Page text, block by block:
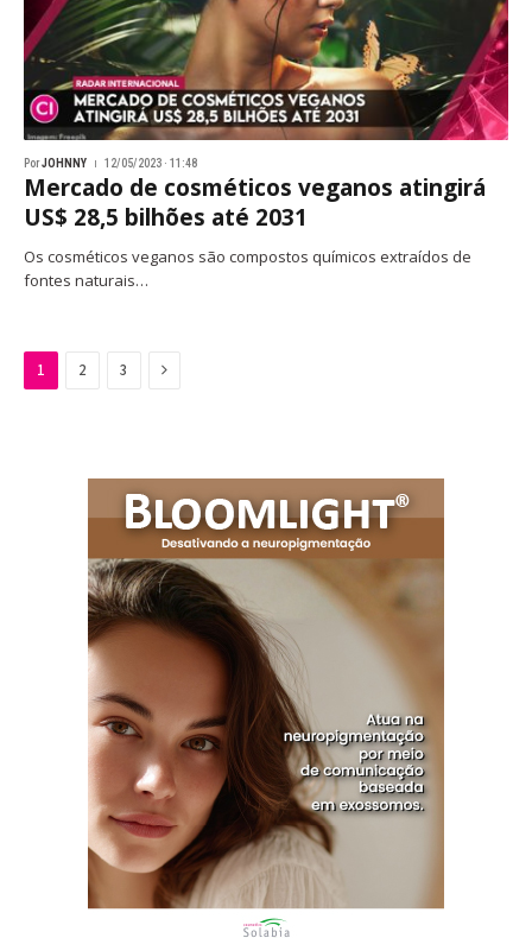
PorJOHNNY 12/05/2023 · 11:48
Mercado de cosméticos veganos atingirá
US$ 28,5 bilhões até 2031
Os cosméticos veganos são compostos químicos extraídos de
fontes naturais…
1 2 3 Next